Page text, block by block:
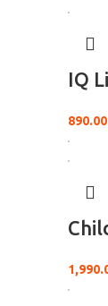
IQ
890.00